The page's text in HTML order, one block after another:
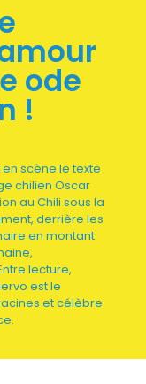
ode
!
scène le texte
chilien Oscar
au Chili sous la
derrière les
en montant
lecture,
est le
et célèbre